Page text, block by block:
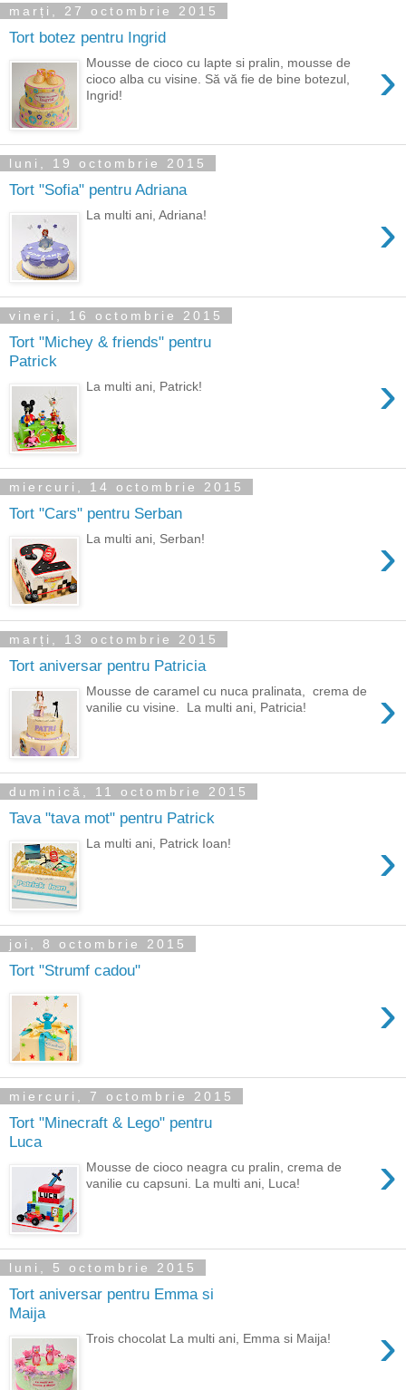
marți, 27 octombrie 2015
Tort botez pentru Ingrid
›
Mousse de cioco cu lapte si pralin, mousse de
cioco alba cu visine. Să vă fie de bine botezul,
Ingrid!
luni, 19 octombrie 2015
Tort "Sofia" pentru Adriana
›
La multi ani, Adriana!
vineri, 16 octombrie 2015
Tort "Michey & friends" pentru
Patrick
›
La multi ani, Patrick!
miercuri, 14 octombrie 2015
Tort "Cars" pentru Serban
›
La multi ani, Serban!
marți, 13 octombrie 2015
Tort aniversar pentru Patricia
›
Mousse de caramel cu nuca pralinata, crema de
vanilie cu visine. La multi ani, Patricia!
duminică, 11 octombrie 2015
Tava "tava mot" pentru Patrick
›
La multi ani, Patrick Ioan!
joi, 8 octombrie 2015
Tort "Strumf cadou"
›
miercuri, 7 octombrie 2015
Tort "Minecraft & Lego" pentru
Luca
›
Mousse de cioco neagra cu pralin, crema de
vanilie cu capsuni. La multi ani, Luca!
luni, 5 octombrie 2015
Tort aniversar pentru Emma si
Maija
›
Trois chocolat La multi ani, Emma si Maija!